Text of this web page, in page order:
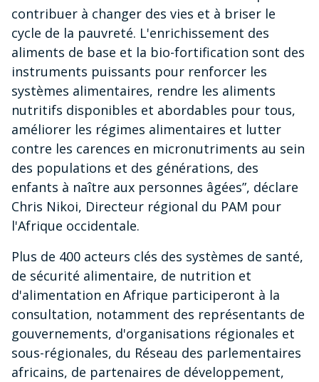
contribuer à changer des vies et à briser le
cycle de la pauvreté. L'enrichissement des
aliments de base et la bio-fortification sont des
instruments puissants pour renforcer les
systèmes alimentaires, rendre les aliments
nutritifs disponibles et abordables pour tous,
améliorer les régimes alimentaires et lutter
contre les carences en micronutriments au sein
des populations et des générations, des
enfants à naître aux personnes âgées”, déclare
Chris Nikoi, Directeur régional du PAM pour
l'Afrique occidentale.
Plus de 400 acteurs clés des systèmes de santé,
de sécurité alimentaire, de nutrition et
d'alimentation en Afrique participeront à la
consultation, notamment des représentants de
gouvernements, d'organisations régionales et
sous-régionales, du Réseau des parlementaires
africains, de partenaires de développement,